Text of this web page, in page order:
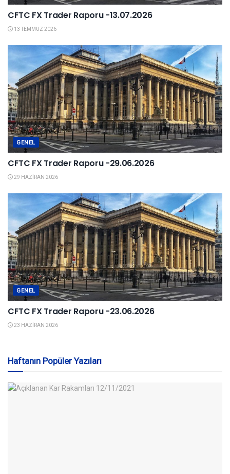
CFTC FX Trader Raporu -13.07.2026
13 TEMMUZ 2026
GENEL
CFTC FX Trader Raporu -29.06.2026
29 HAZIRAN 2026
GENEL
CFTC FX Trader Raporu -23.06.2026
23 HAZIRAN 2026
Haftanın Popüler Yazıları